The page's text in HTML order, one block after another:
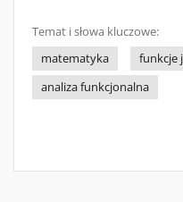
Temat i słowa kluczowe:
matematyka
funkcje
analiza funkcjonalna